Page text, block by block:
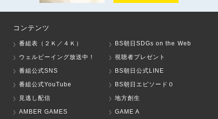
コンテンツ
番組表（２Ｋ／４Ｋ）
BS朝日SDGs on the Web
ウェルビーイング放送中！
視聴者プレゼント
番組公式SNS
BS朝日公式LINE
番組公式YouTube
BS朝日エピソード０
見逃し配信
地方創生
AMBER GAMES
GAME A